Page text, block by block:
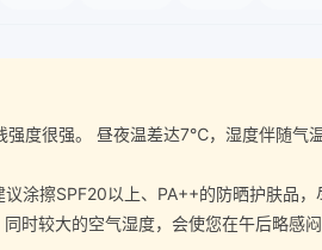
度很强。 昼夜温差达7℃，湿度伴随气
擦SPF20以上、PA++的防晒护肤品
时较大的空气湿度，会使您在午后略感